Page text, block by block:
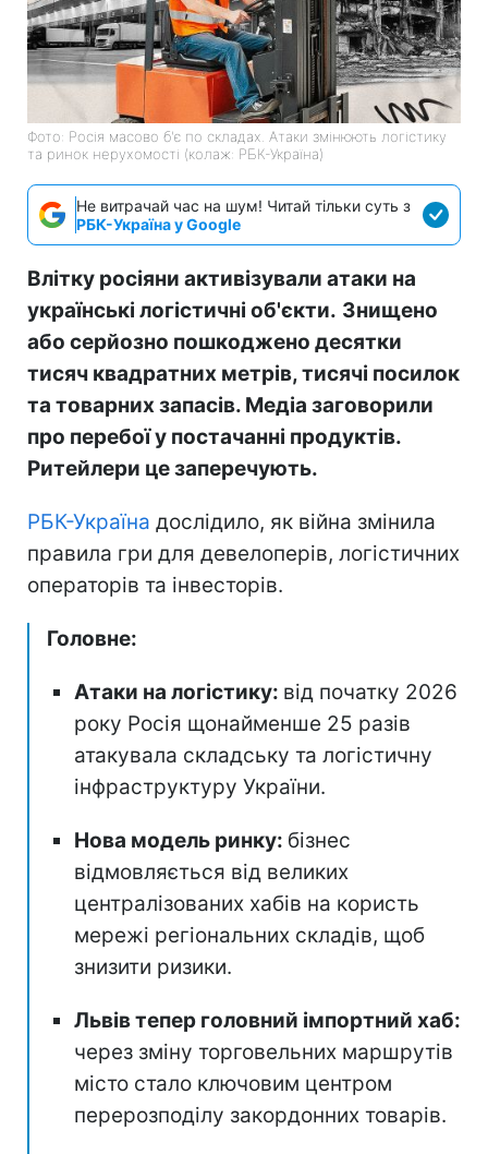
Фото: Росія масово б'є по складах. Атаки змінюють логістику
та ринок нерухомості (колаж: РБК-Україна)
Не витрачай час на шум! Читай тільки суть з
РБК-Україна у Google
Влітку росіяни активізували атаки на
українські логістичні об'єкти. Знищено
або серйозно пошкоджено десятки
тисяч квадратних метрів, тисячі посилок
та товарних запасів. Медіа заговорили
про перебої у постачанні продуктів.
Ритейлери це заперечують.
РБК-Україна дослідило, як війна змінила
правила гри для девелоперів, логістичних
операторів та інвесторів.
Головне:
Атаки на логістику: від початку 2026
року Росія щонайменше 25 разів
атакувала складську та логістичну
інфраструктуру України.
Нова модель ринку: бізнес
відмовляється від великих
централізованих хабів на користь
мережі регіональних складів, щоб
знизити ризики.
Львів тепер головний імпортний хаб:
через зміну торговельних маршрутів
місто стало ключовим центром
перерозподілу закордонних товарів.